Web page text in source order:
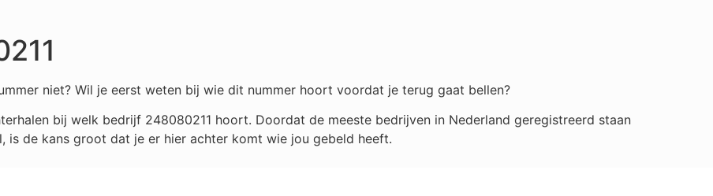
niet? Wil je eerst weten bij wie dit nummer hoort voordat je terug gaat bellen?
bij welk bedrijf 248080211 hoort. Doordat de meeste bedrijven in Nederland geregistreerd staan
is de kans groot dat je er hier achter komt wie jou gebeld heeft.